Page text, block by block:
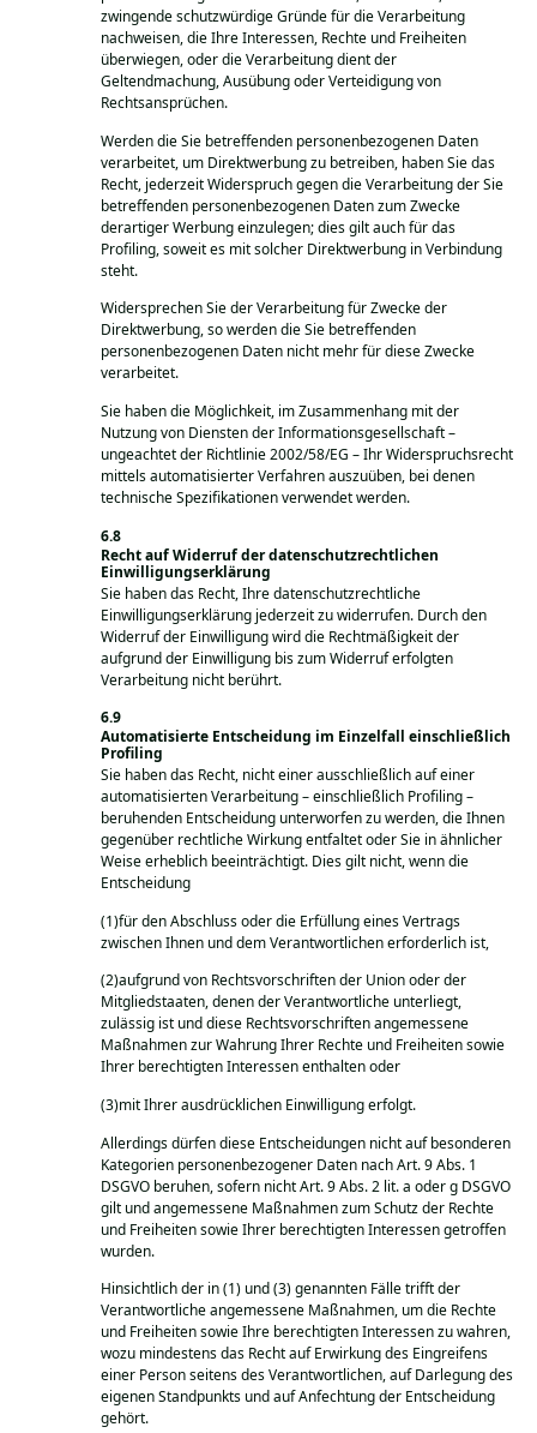
zwingende schutzwürdige Gründe für die Verarbeitung
nachweisen, die Ihre Interessen, Rechte und Freiheiten
überwiegen, oder die Verarbeitung dient der
Geltendmachung, Ausübung oder Verteidigung von
Rechtsansprüchen.
Werden die Sie betreffenden personenbezogenen Daten
verarbeitet, um Direktwerbung zu betreiben, haben Sie das
Recht, jederzeit Widerspruch gegen die Verarbeitung der Sie
betreffenden personenbezogenen Daten zum Zwecke
derartiger Werbung einzulegen; dies gilt auch für das
Profiling, soweit es mit solcher Direktwerbung in Verbindung
steht.
Widersprechen Sie der Verarbeitung für Zwecke der
Direktwerbung, so werden die Sie betreffenden
personenbezogenen Daten nicht mehr für diese Zwecke
verarbeitet.
Sie haben die Möglichkeit, im Zusammenhang mit der
Nutzung von Diensten der Informationsgesellschaft –
ungeachtet der Richtlinie 2002/58/EG – Ihr Widerspruchsrecht
mittels automatisierter Verfahren auszuüben, bei denen
technische Spezifikationen verwendet werden.
Recht auf Widerruf der datenschutzrechtlichen
Einwilligungserklärung
Sie haben das Recht, Ihre datenschutzrechtliche
Einwilligungserklärung jederzeit zu widerrufen. Durch den
Widerruf der Einwilligung wird die Rechtmäßigkeit der
aufgrund der Einwilligung bis zum Widerruf erfolgten
Verarbeitung nicht berührt.
Automatisierte Entscheidung im Einzelfall einschließlich
Profiling
Sie haben das Recht, nicht einer ausschließlich auf einer
automatisierten Verarbeitung – einschließlich Profiling –
beruhenden Entscheidung unterworfen zu werden, die Ihnen
gegenüber rechtliche Wirkung entfaltet oder Sie in ähnlicher
Weise erheblich beeinträchtigt. Dies gilt nicht, wenn die
Entscheidung
(1)für den Abschluss oder die Erfüllung eines Vertrags
zwischen Ihnen und dem Verantwortlichen erforderlich ist,
(2)aufgrund von Rechtsvorschriften der Union oder der
Mitgliedstaaten, denen der Verantwortliche unterliegt,
zulässig ist und diese Rechtsvorschriften angemessene
Maßnahmen zur Wahrung Ihrer Rechte und Freiheiten sowie
Ihrer berechtigten Interessen enthalten oder
(3)mit Ihrer ausdrücklichen Einwilligung erfolgt.
Allerdings dürfen diese Entscheidungen nicht auf besonderen
Kategorien personenbezogener Daten nach Art. 9 Abs. 1
DSGVO beruhen, sofern nicht Art. 9 Abs. 2 lit. a oder g DSGVO
gilt und angemessene Maßnahmen zum Schutz der Rechte
und Freiheiten sowie Ihrer berechtigten Interessen getroffen
wurden.
Hinsichtlich der in (1) und (3) genannten Fälle trifft der
Verantwortliche angemessene Maßnahmen, um die Rechte
und Freiheiten sowie Ihre berechtigten Interessen zu wahren,
wozu mindestens das Recht auf Erwirkung des Eingreifens
einer Person seitens des Verantwortlichen, auf Darlegung des
eigenen Standpunkts und auf Anfechtung der Entscheidung
gehört.